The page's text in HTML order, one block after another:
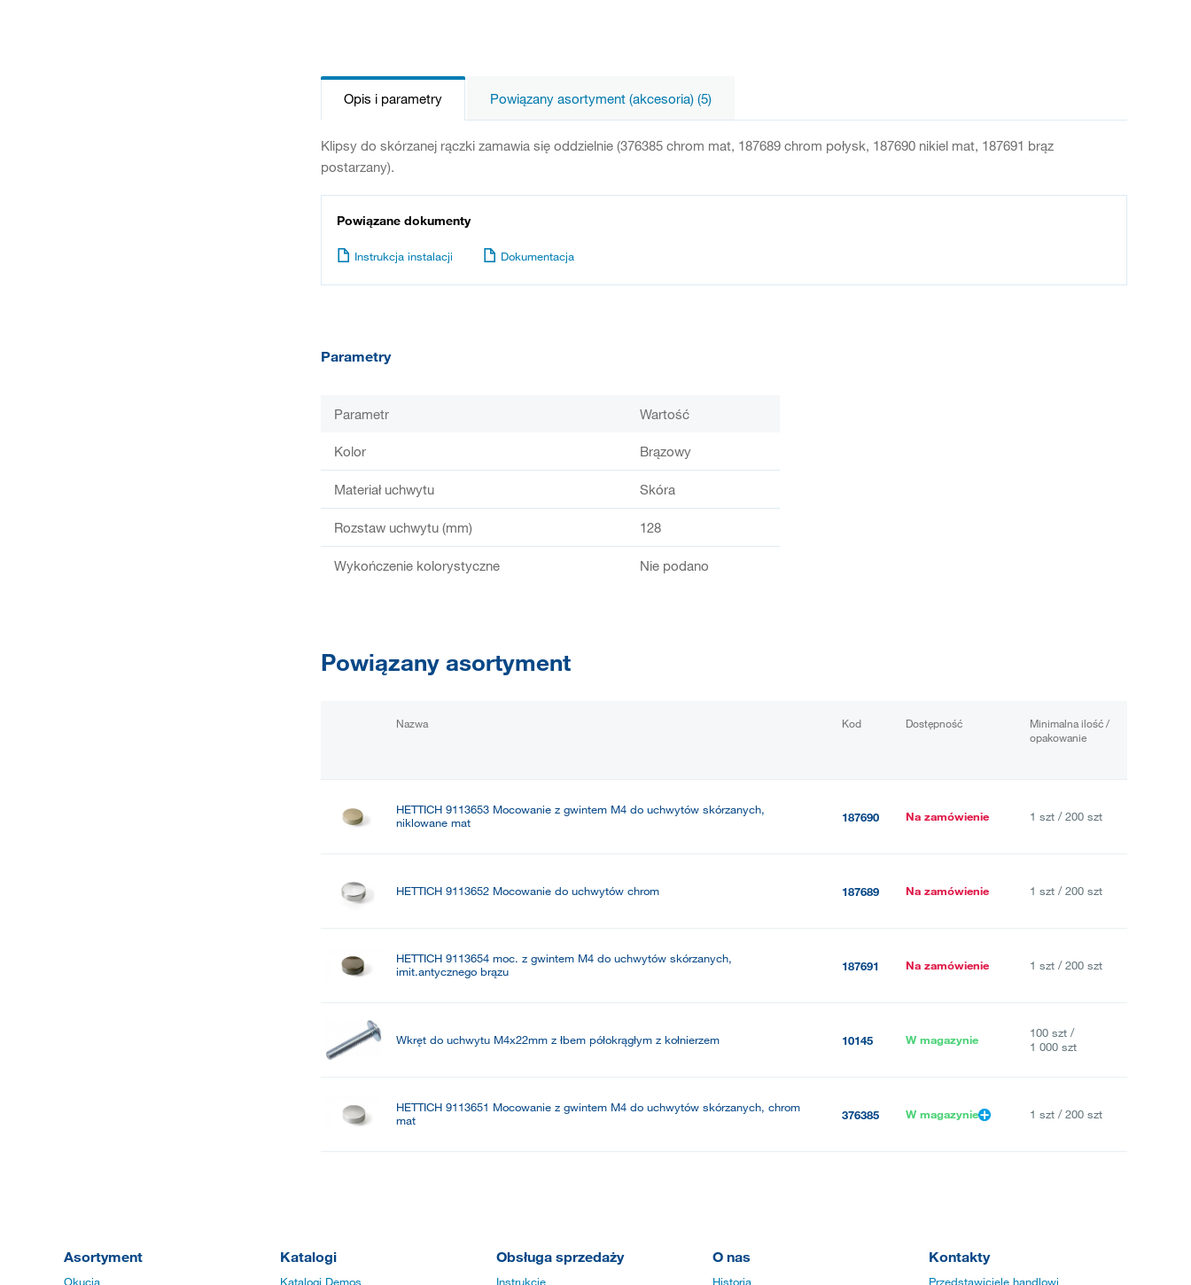
Opis i parametry Powiązany asortyment (akcesoria) (5)
Klipsy do skórzanej rączki zamawia się oddzielnie (376385 chrom mat, 187689 chrom połysk, 187690 nikiel mat, 187691 brąz
postarzany).
Powiązane dokumenty
Instrukcja instalacji Dokumentacja
Parametry
Parametr Wartość
Kolor Brązowy
Materiał uchwytu Skóra
Rozstaw uchwytu (mm) 128
Wykończenie kolorystyczne Nie podano
Powiązany asortyment
Nazwa Kod Dostępność
Minimalna ilość /
opakowanie
HETTICH 9113653 Mocowanie z gwintem M4 do uchwytów skórzanych,
niklowane mat
187690 Na zamówienie 1 szt / 200 szt
HETTICH 9113652 Mocowanie do uchwytów chrom 187689 Na zamówienie 1 szt / 200 szt
HETTICH 9113654 moc. z gwintem M4 do uchwytów skórzanych,
imit.antycznego brązu
187691 Na zamówienie 1 szt / 200 szt
Wkręt do uchwytu M4x22mm z łbem półokrągłym z kołnierzem 10145 W magazynie
100 szt /
1 000 szt
HETTICH 9113651 Mocowanie z gwintem M4 do uchwytów skórzanych, chrom
mat
376385 W magazynie 1 szt / 200 szt
Asortyment
Okucia
Katalogi
Katalogi Demos
Obsługa sprzedaży
Instrukcje
O nas
Historia
Kontakty
Przedstawiciele handlowi